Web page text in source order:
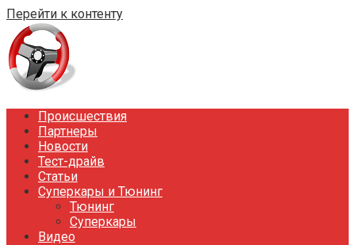
Перейти к контенту
Происшествия
Партнеры
Новости
Тест-драйв
Статьи
Суперкары и Тюнинг
Тюнинг
Суперкары
Видео